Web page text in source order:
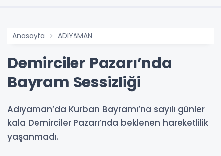
Anasayfa ADIYAMAN
Demirciler Pazarı’nda
Bayram Sessizliği
Adıyaman’da Kurban Bayramı’na sayılı günler
kala Demirciler Pazarı’nda beklenen hareketlilik
yaşanmadı.